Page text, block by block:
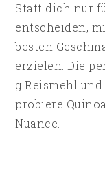
Statt dich nur
entscheiden,
besten
erzielen. Die
g Reismehl
probiere
Nuance.